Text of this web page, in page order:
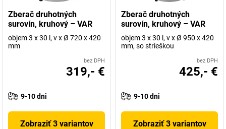
Zberač druhotných
surovín, kruhový – VAR
objem 3 x 30 l, v x Ø 720 x 420
mm
bez DPH
319,- €
9-10 dni
Zobraziť 3 variantov
Zberač druhotných
surovín, kruhový – VAR
objem 3 x 30 l, v x Ø 950 x 420
mm, so strieškou
bez DPH
425,- €
9-10 dni
Zobraziť 3 variantov